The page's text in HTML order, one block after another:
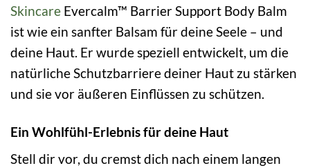
Skincare Evercalm™ Barrier Support Body Balm
ist wie ein sanfter Balsam für deine Seele – und
deine Haut. Er wurde speziell entwickelt, um die
natürliche Schutzbarriere deiner Haut zu stärken
und sie vor äußeren Einflüssen zu schützen.
Ein Wohlfühl-Erlebnis für deine Haut
Stell dir vor, du cremst dich nach einem langen